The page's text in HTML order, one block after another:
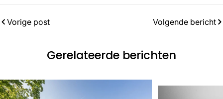
Vorige post Volgende bericht
Gerelateerde berichten